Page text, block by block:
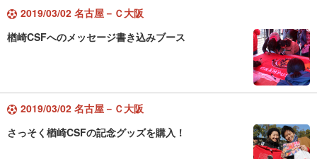
2019/03/02 名古屋－Ｃ大阪
楢崎CSFへのメッセージ書き込みブース
2019/03/02 名古屋－Ｃ大阪
さっそく楢崎CSFの記念グッズを購入！